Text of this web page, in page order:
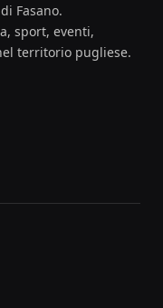
Fasano.
sport, eventi,
territorio pugliese.